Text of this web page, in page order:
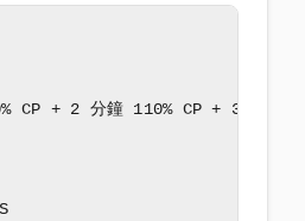
CP + 2 分鐘 110% CP + 3 分鐘